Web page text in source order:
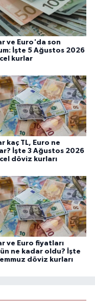
ve Euro'da son
İşte 5 Ağustos 2026
kurlar
kaç TL, Euro ne
İşte 3 Ağustos 2026
döviz kurları
ve Euro fiyatları
ne kadar oldu? İşte
döviz kurları